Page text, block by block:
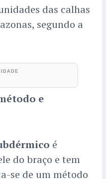
das calhas
segundo a
e
é
do braço e tem
se de um método